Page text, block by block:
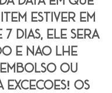
estiver em
7 dias, ele será
e não lhe
ou
exceções! os